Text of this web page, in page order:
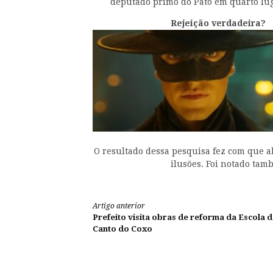
Rejeição verdadeira?
O resultado dessa pesquisa fez com que
ilusões. Foi notado
Continue
lendo
Artigo anterior
Prefeito visita obras de reforma da Escola
Canto do Coxo